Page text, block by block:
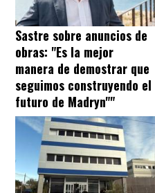
Sastre sobre anuncios de
obras: "Es la mejor
manera de demostrar que
seguimos construyendo el
futuro de Madryn""